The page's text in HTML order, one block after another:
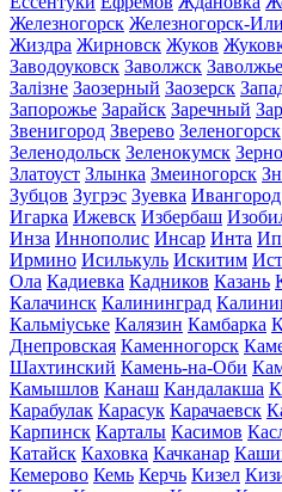
Железногорск Железногорск-
Жиздра Жирновск Жуков
Заводоуковск Заволжск Заволжье
Залізне Заозерный Заозерск
Запорожье Зарайск Заречный
Звенигород Зверево Зеленогорск
Зеленодольск Зеленокумск
Златоуст Злынка Змеиногорск
Зубцов Зугрэс Зуевка Ивангород
Игарка Ижевск Избербаш
Инза Иннополис Инсар Инта
Ирмино Исилькуль Искитим
Ола Кадиевка Кадников Казань
Калачинск Калининград
Кальміуське Калязин Камбарка
Днепровская Каменногорск
Шахтинский Камень-на-Оби
Камышлов Канаш Кандалакша
Карабулак Карасук Карачаевск
Карпинск Карталы Касимов
Катайск Каховка Качканар
Кемерово Кемь Керчь Кизел